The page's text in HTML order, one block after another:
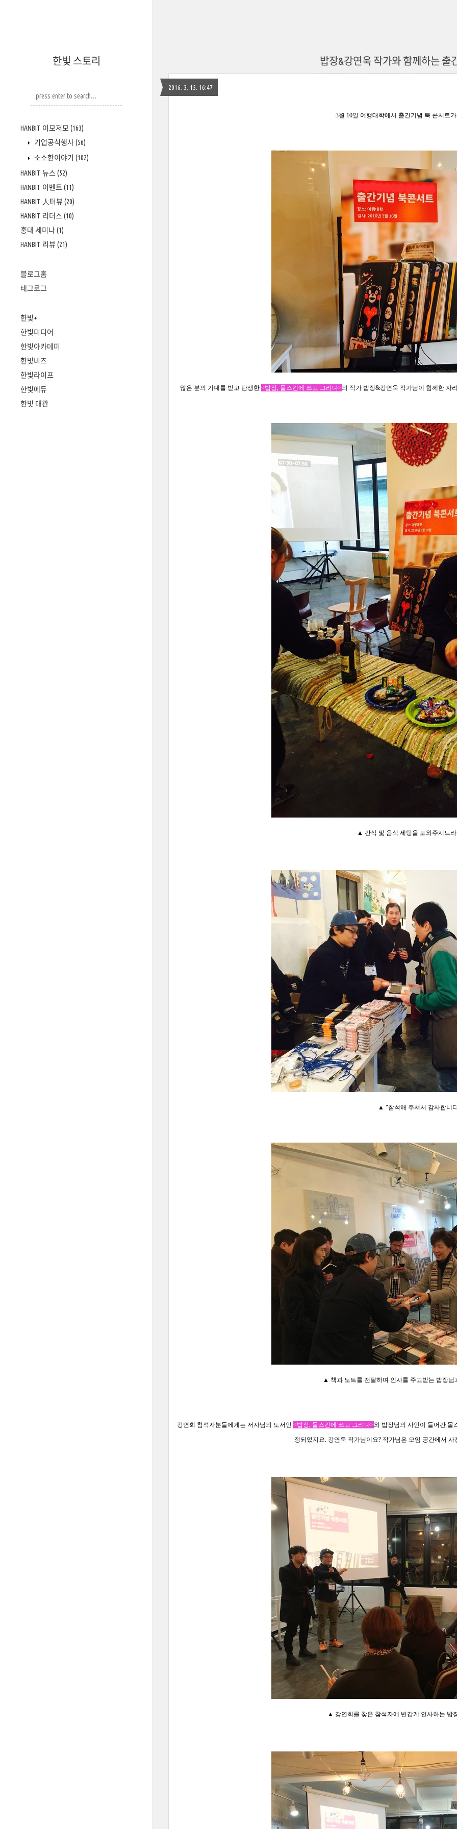
한빛 스토리
HANBIT 이모저모 (163)
기업공식행사(56)
소소한이야기 (102)
HANBIT 뉴스 (52)
HANBIT 이벤트 (11)
HANBIT 人터뷰 (20)
HANBIT 리더스 (10)
홍대 세미나(1)
HANBIT 리뷰 (21)
블로그홈
태그로그
한빛+
한빛미디어
한빛아카데미
한빛비즈
한빛라이프
한빛에듀
한빛 대관
밥장&강연욱 작가와 함께하는 출
2016. 3. 15. 16:47
3월 10일 여행대학에서 출간기념 북 콘서트
많은 분의 기대를 받고 탄생한 <밥장, 몰스킨에 쓰고 그리다>의 작가 밥장&강연욱 작가님이 함께한 자
▲ 간식 및 음식 세팅을 도와주시느
▲ "참석해 주셔서 감사합니
▲ 책과 노트를 전달하며 인사를 주고받는 밥장님
강연회 참석자분들에게는 저자님의 도서인 <밥장, 몰스킨에 쓰고 그리다>와 밥장님의 사인이 들어간 몰
정되었지요. 강연욱 작가님이요? 작가님은 모임 공간에서
▲ 강연회를 찾은 참석자에 반갑게 인사하는 밥